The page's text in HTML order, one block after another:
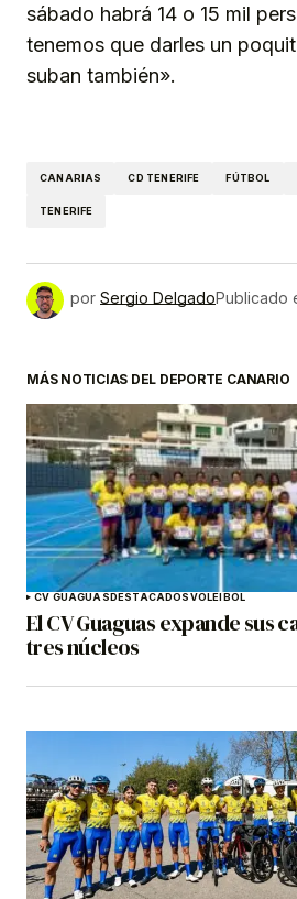
sábado habrá 14 o 15 mil
tenemos que darles un
suban también».
CANARIAS CD TENERIFE FÚTBOL
TENERIFE
por Sergio DelgadoPublicado
MÁS NOTICIAS DEL DEPORTE CANARIO
CV GUAGUASDESTACADOSVOLEIBOL
El CV Guaguas expande sus
tres núcleos